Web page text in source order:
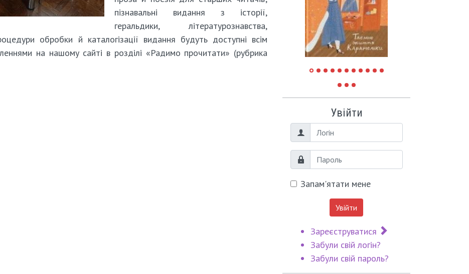
пізнавальні видання з історії,
геральдики, літературознавства,
обробки й каталогізації видання будуть доступні всім
на нашому сайті в розділі «Радимо прочитати» (рубрика
Увійти
Логін
Пароль
Запам'ятати мене
Увійти
Зареєструватися
Забули свій логін?
Забули свій пароль?